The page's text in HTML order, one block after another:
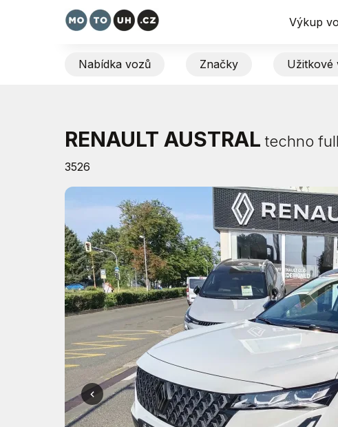
Výkup
Nabídka vozů Značky Užitkové
RENAULT AUSTRAL techno
3526